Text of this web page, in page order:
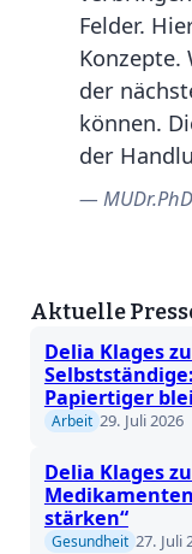
Felder.
Konzepte.
der
können.
der
Aktuelle
Delia Klages
Papiertiger
Arbeit 29. Juli 2026
Delia Klages
stärken“
Gesundheit 27. Juli